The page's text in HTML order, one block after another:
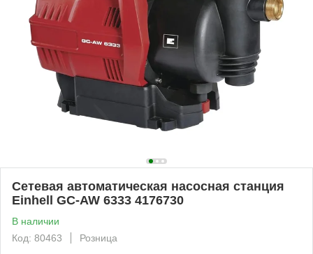
Сетевая автоматическая насосная станция
Einhell GC-AW 6333 4176730
В наличии
Код: 80463
Розница